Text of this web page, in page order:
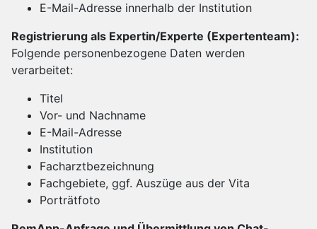
E-Mail-Adresse innerhalb der Institution
Registrierung als Expertin/Experte (Expertenteam):
Folgende personenbezogene Daten werden
verarbeitet:
Titel
Vor- und Nachname
E-Mail-Adresse
Institution
Facharztbezeichnung
Fachgebiete, ggf. Auszüge aus der Vita
Porträtfoto